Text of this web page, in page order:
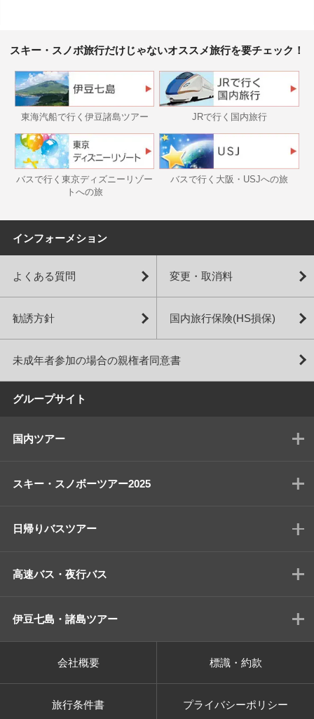
スキー・スノボ旅行だけじゃないオススメ旅行を要チェック！
東海汽船で行く伊豆諸島ツアー JRで行く国内旅行
バスで行く東京ディズニーリゾー
トへの旅
バスで行く大阪・USJへの旅
インフォーメション
よくある質問 変更・取消料
勧誘方針 国内旅行保険(HS損保)
未成年者参加の場合の親権者同意書
グループサイト
国内ツアー
スキー・スノボーツアー2025
日帰りバスツアー
高速バス・夜行バス
伊豆七島・諸島ツアー
会社概要 標識・約款
旅行条件書 プライバシーポリシー